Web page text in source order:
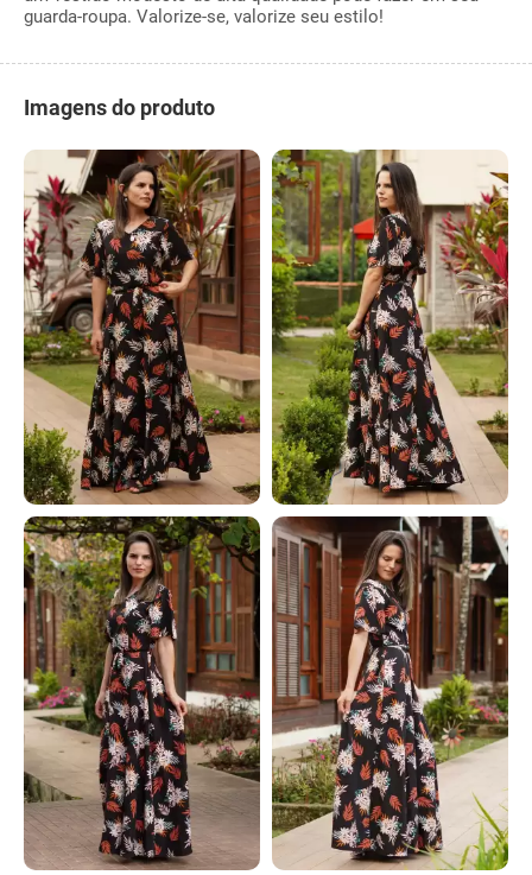
guarda-roupa. Valorize-se, valorize seu estilo!
Imagens do produto